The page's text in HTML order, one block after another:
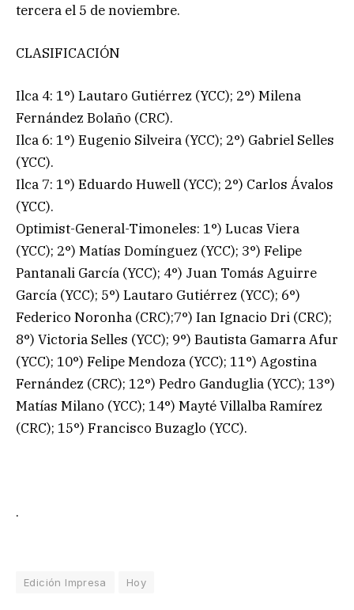
tercera el 5 de noviembre.
CLASIFICACIÓN
Ilca 4: 1°) Lautaro Gutiérrez (YCC); 2°) Milena
Fernández Bolaño (CRC).
Ilca 6: 1°) Eugenio Silveira (YCC); 2°) Gabriel Selles
(YCC).
Ilca 7: 1°) Eduardo Huwell (YCC); 2°) Carlos Ávalos
(YCC).
Optimist-General-Timoneles: 1°) Lucas Viera
(YCC); 2°) Matías Domínguez (YCC); 3°) Felipe
Pantanali García (YCC); 4°) Juan Tomás Aguirre
García (YCC); 5°) Lautaro Gutiérrez (YCC); 6°)
Federico Noronha (CRC);7°) Ian Ignacio Dri (CRC);
8°) Victoria Selles (YCC); 9°) Bautista Gamarra Afur
(YCC); 10°) Felipe Mendoza (YCC); 11°) Agostina
Fernández (CRC); 12°) Pedro Ganduglia (YCC); 13°)
Matías Milano (YCC); 14°) Mayté Villalba Ramírez
(CRC); 15°) Francisco Buzaglo (YCC).
.
Edición Impresa Hoy